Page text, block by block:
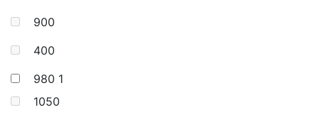
900
400
980 1
1050